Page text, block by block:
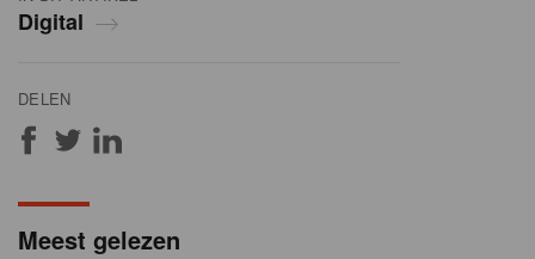
Digital
DELEN
Meest gelezen